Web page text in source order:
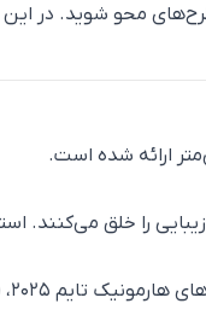
را خلق می‌کنند.